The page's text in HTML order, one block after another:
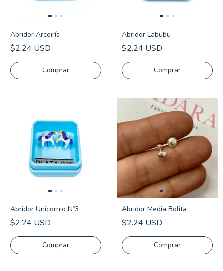
Abridor Arcoirís
$2.24 USD
Abridor Labubu
$2.24 USD
Comprar
Abridor Unicornio Nº3
$2.24 USD
Comprar
Abridor Media Bolita
$2.24 USD
Comprar